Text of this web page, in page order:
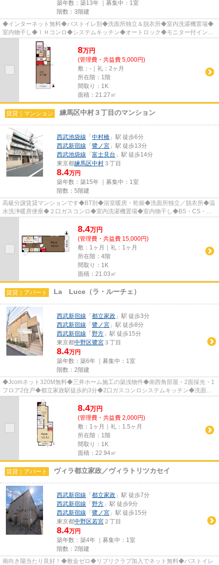
築年数：築13年 ｜募集中： 1室
階数：3階建
◆インターネット無料◆バストイレ別◆洗面所独立＆脱衣所◆室内洗濯機置場◆
室内物干し◆ＩＨコンロ◆システムキッチン◆オートロック◆モニター付インタ
ーホン◆防犯シャッター◆駐輪場◆敷地内...
8万円
(管理費・共益費 5,000円)
敷：-｜礼：2ヶ月
所在階：1階
間取り：1K
面積：21.27㎡
賃貸｜マンション 練馬区中村３丁目のマンション
西武池袋線 「 中村橋 」駅 徒歩6分
西武新宿線 「 鷺ノ宮 」駅 徒歩13分
西武池袋線 「 富士見台 」駅 徒歩14分
東京都練馬区中村 ３丁目
8.4万円
築年数：築15年 ｜募集中： 1室
階数：5階建
高級分譲賃貸マンションです◆BT別◆浴室暖房・乾燥◆洗面所独立／脱衣所◆温
水洗浄暖房便座◆２口ガスコンロ◆室内洗濯機置場◆室内物干し◆BS・CS・地
8.4万円
(管理費・共益費 15,000円)
敷：1ヶ月｜礼：1ヶ月
所在階：4階
間取り：1K
面積：21.03㎡
賃貸｜アパート La Luce（ラ・ルーチェ）
西武新宿線 「 都立家政 」駅 徒歩3分
西武新宿線 「 鷺ノ宮 」駅 徒歩8分
西武新宿線 「 野方 」駅 徒歩15分
東京都中野区鷺宮 ３丁目
8.4万円
築年数：築6年 ｜募集中： 1室
階数：2階建
◆Jcomネット320M無料◆三井ホーム施工の築浅物件◆南西角部屋・2面採光・1
フロア2住戸◆都立家政駅徒歩約3分◆2口ガスコンロシステムキッチン◆洗面所
独立◆室内洗濯機置場◆浴室乾燥◆追い焚...
8.4万円
(管理費・共益費 2,000円)
敷：1ヶ月｜礼：1.5ヶ月
所在階：1階
間取り：1K
面積：22.94㎡
賃貸｜アパート ヴィラ都立家政／ヴィラトリツカセイ
西武新宿線 「 都立家政 」駅 徒歩7分
西武新宿線 「 野方 」駅 徒歩9分
西武新宿線 「 鷺ノ宮 」駅 徒歩15分
東京都中野区若宮 ２丁目
8.4万円
築年数：築4年 ｜募集中： 1室
階数：2階建
南向き陽当たり良好！◆敷金ゼロ◆リブリクラブ加入でネット無料◆バストイレ